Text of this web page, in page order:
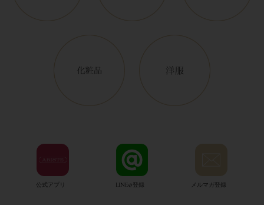
公式アプリ LINE@登録 メルマガ登録